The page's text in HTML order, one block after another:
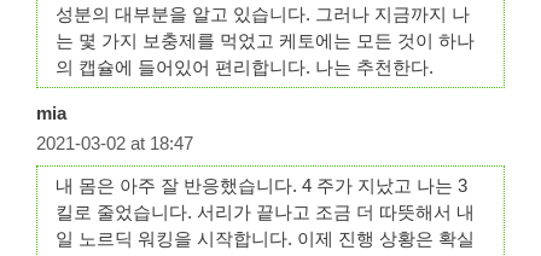
성분의 대부분을 알고 있습니다. 그러나 지금까지 나
는 몇 가지 보충제를 먹었고 케토에는 모든 것이 하나
의 캡슐에 들어있어 편리합니다. 나는 추천한다.
mia
2021-03-02 at 18:47
내 몸은 아주 잘 반응했습니다. 4 주가 지났고 나는 3
킬로 줄었습니다. 서리가 끝나고 조금 더 따뜻해서 내
일 노르딕 워킹을 시작합니다. 이제 진행 상황은 확실